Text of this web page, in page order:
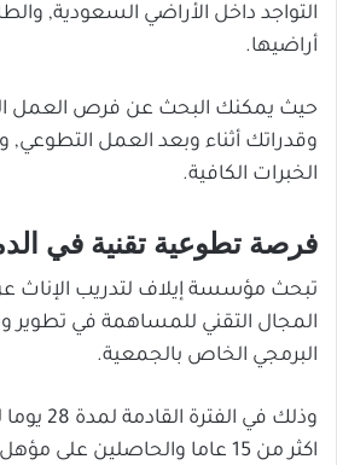
التواجد داخل الأراضي السعودية,
أراضيها.
حيث يمكنك البحث عن فرص العمل
وقدراتك أثناء وبعد العمل التطوعي,
الخبرات الكافية.
فرصة تطوعية تقنية في
تبحث مؤسسة إيلاف لتدريب الإناث
المجال التقني للمساهمة في تطوير
البرمجي الخاص بالجمعية.
وذلك في
اكثر من 15 عاما والحاصلين على مؤهل متوسط.